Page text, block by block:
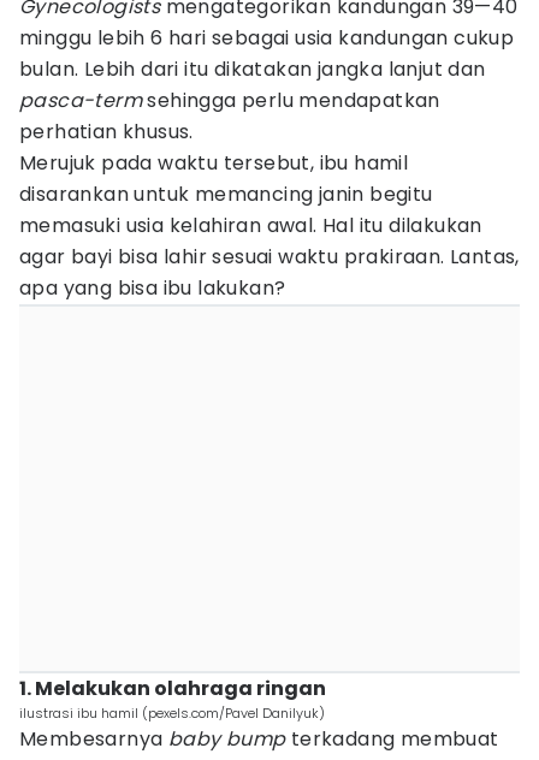
Gynecologistsmengategorikan kandungan 39—40
minggu lebih 6 hari sebagai usia kandungan cukup
bulan. Lebih dari itu dikatakan jangka lanjut dan
pasca-termsehingga perlu mendapatkan
perhatian khusus.
Merujuk pada waktu tersebut, ibu hamil
disarankan untuk memancing janin begitu
memasuki usia kelahiran awal. Hal itu dilakukan
agar bayi bisa lahir sesuai waktu prakiraan. Lantas,
apa yang bisa ibu lakukan?
1. Melakukan olahraga ringan
ilustrasi ibu hamil (pexels.com/Pavel Danilyuk)
Membesarnya baby bump terkadang membuat